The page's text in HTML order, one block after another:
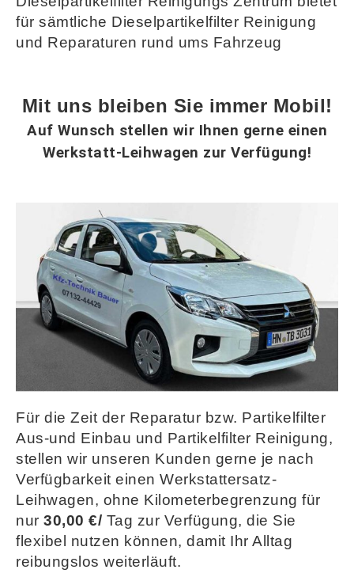
für sämtliche Dieselpartikelfilter Reinigung
und Reparaturen rund ums Fahrzeug
Mit uns bleiben Sie immer Mobil!
Auf Wunsch stellen wir Ihnen gerne einen
Werkstatt-Leihwagen zur Verfügung!
Für die Zeit der Reparatur bzw. Partikelfilter
Aus-und Einbau und Partikelfilter Reinigung,
stellen wir unseren Kunden gerne je nach
Verfügbarkeit einen Werkstattersatz-
Leihwagen, ohne Kilometerbegrenzung für
nur 30,00 €/ Tag zur Verfügung, die Sie
flexibel nutzen können, damit Ihr Alltag
reibungslos weiterläuft.